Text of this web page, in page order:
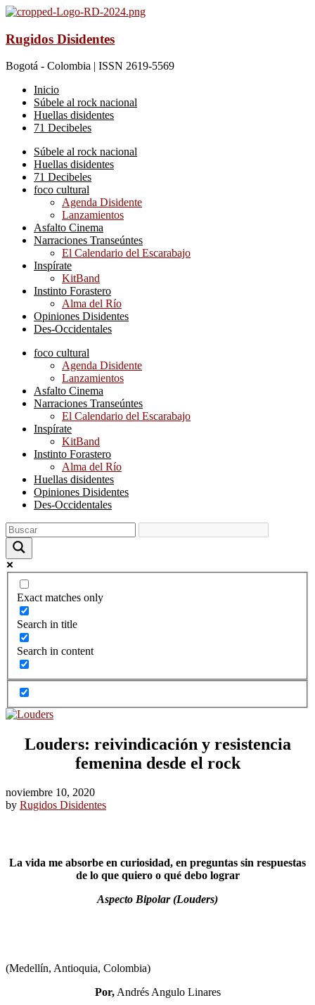
Rugidos Disidentes
Bogotá - Colombia | ISSN 2619-5569
Inicio
Súbele al rock nacional
Huellas disidentes
71 Decibeles
Súbele al rock nacional
Huellas disidentes
71 Decibeles
foco cultural
Agenda Disidente
Lanzamientos
Asfalto Cinema
Narraciones Transeúntes
El Calendario del Escarabajo
Inspírate
KitBand
Instinto Forastero
Alma del Río
Opiniones Disidentes
Des-Occidentales
foco cultural
Agenda Disidente
Lanzamientos
Asfalto Cinema
Narraciones Transeúntes
El Calendario del Escarabajo
Inspírate
KitBand
Instinto Forastero
Alma del Río
Huellas disidentes
Opiniones Disidentes
Des-Occidentales
Exact matches only
Search in title
Search in content
Louders: reivindicación y resistencia
femenina desde el rock
noviembre 10, 2020
by Rugidos Disidentes
La vida me absorbe en curiosidad, en preguntas sin respuestas
de lo que quiero o qué debo lograr
Aspecto Bipolar (Louders)
(Medellín, Antioquia, Colombia)
Por,Andrés Angulo Linares